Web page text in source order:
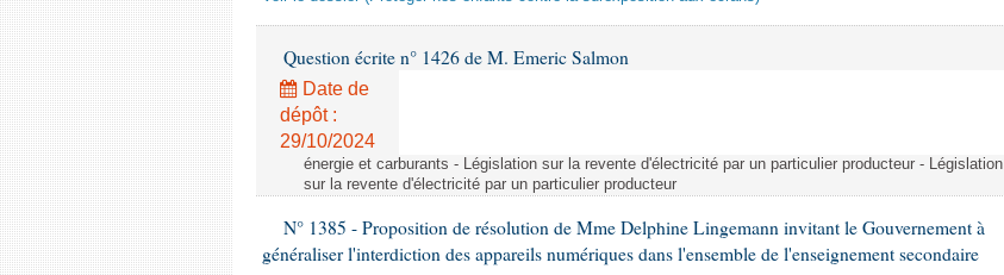
Question écrite n° 1426 de M. Emeric Salmon
Date de
dépôt :
29/10/2024
énergie et carburants - Législation sur la revente d'électricité par un particulier producteur - Législation
sur la revente d'électricité par un particulier producteur
N° 1385 - Proposition de résolution de Mme Delphine Lingemann invitant le Gouvernement à
généraliser l'interdiction des appareils numériques dans l'ensemble de l'enseignement secondaire